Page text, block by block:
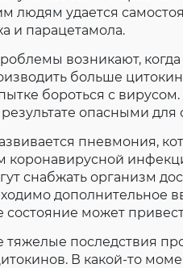
людям удается
и парацетамола.
возникают,
больше
бороться с
результате опасными для
пневмония,
коронавирусной
снабжать организм
дополнительное
состояние может
тяжелые последствия
В какой-то